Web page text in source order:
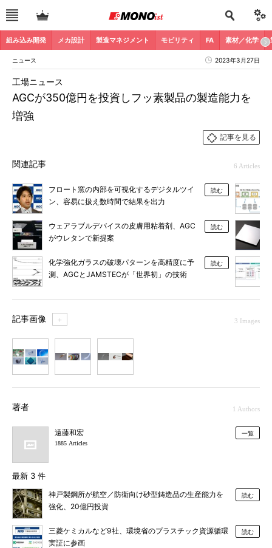
組み込み開発 メカ設計 製造マネジメント モビリティ FA 素材／化学
ニュース 2023年3月27日
AGCが350億円を投資しフッ素製品の製造能力を
増強
工場ニュース
記事を見る
関連記事 6 Articles
フロート窯の内部を可視化するデジタルツイ
ン、容易に扱え数時間で結果を出力
読む
ウェアラブルデバイスの皮膚用粘着剤、AGC
がウレタンで新提案
読む
化学強化ガラスの破壊パターンを高精度に予
測、AGCとJAMSTECが「世界初」の技術
読む
記事画像 ＋ 3 Images
著者 1 Authors
遠藤和宏
1885 Articles
一覧
最新 3 件
神戸製鋼所が航空／防衛向け砂型鋳造品の生産能力を
強化、20億円投資
読む
三菱ケミカルなど9社、環境省のプラスチック資源循環
実証に参画
読む